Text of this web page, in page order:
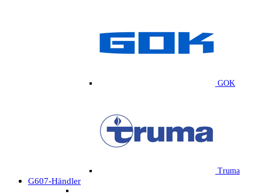
GOK
Truma
G607-Händler